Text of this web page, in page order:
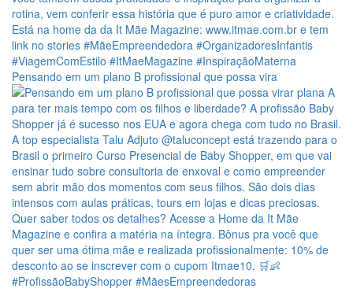
Pensando em um plano B profissional que possa vira